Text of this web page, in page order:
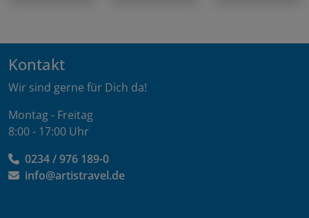
Kontakt
Wir sind gerne für Dich da!
Montag - Freitag
8:00 - 17:00 Uhr
0234 / 976 189-0
info@artistravel.de